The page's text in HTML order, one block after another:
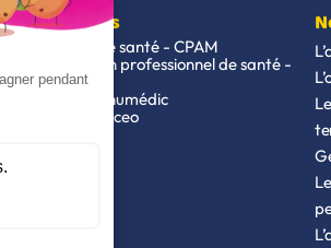
Nos outils
Mon espace santé - CPAM
Chercher un professionnel de santé -
Ameli
Accès à Annumédic
Accès à Parceo